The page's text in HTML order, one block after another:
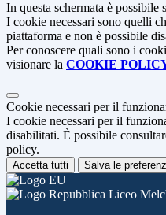
In questa schermata è
I cookie necessari sono quelli
piattaforma e non è possibile
Per conoscere quali sono i
visionare la COOKIE
Cookie necessari per il
I cookie necessari per il
disabilitati. È possibile
policy.
Accetta tutti Salva le
Liceo